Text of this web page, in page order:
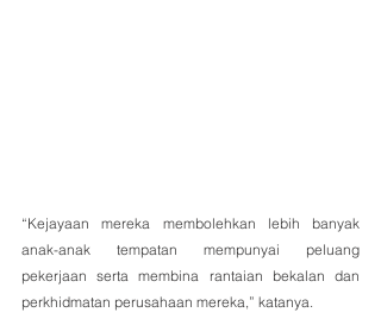
“Kejayaan mereka membolehkan lebih banyak
anak-anak tempatan mempunyai peluang
pekerjaan serta membina rantaian bekalan dan
perkhidmatan perusahaan mereka,” katanya.